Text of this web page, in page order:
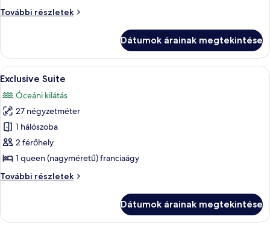
További részletek
Elizabeth
Dátumok árainak megtekintése
A
következő
szoba
összes
képének
megtekintése:
Exclusive
Egy modern hálószoba, amelyben
3
Exclusive Suite
Óceáni kilátás
27 négyzetméter
1 hálószoba
2 férőhely
1 queen (nagyméretű) franciaágy
További részletek
Exclusive
Dátumok árainak megtekintése